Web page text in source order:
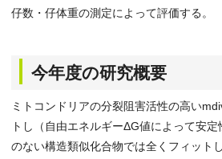
仔数・仔体重の測定によって評価する。
今年度の研究概要
ミトコンドリアの分裂阻害活性の高い
トし（自由エネルギーΔG値によって安
のない構造類似化合物では全くフィット